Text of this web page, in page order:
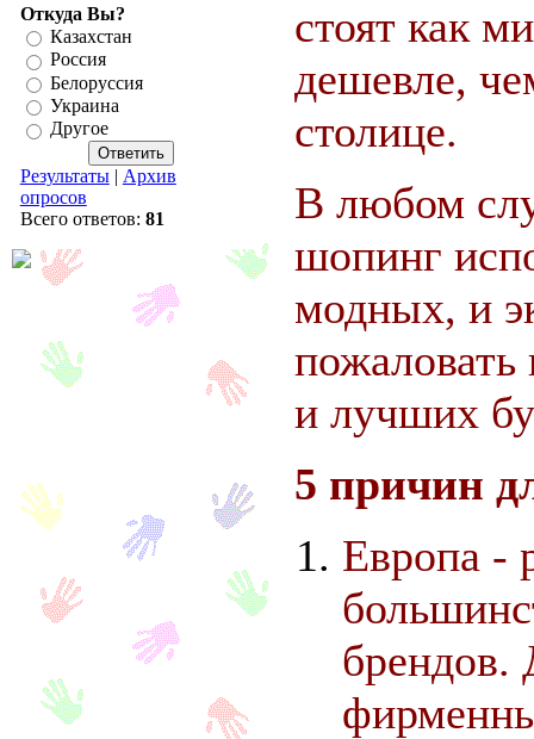
Откуда Вы?
Казахстан
Россия
Белоруссия
Украина
Другое
Результаты| Архив
опросов
Всего ответов: 81
стоят как
дешевле,
столице.
В любом
шопинг
модных, и
и лучших
5 причин
Европа -
брендов.